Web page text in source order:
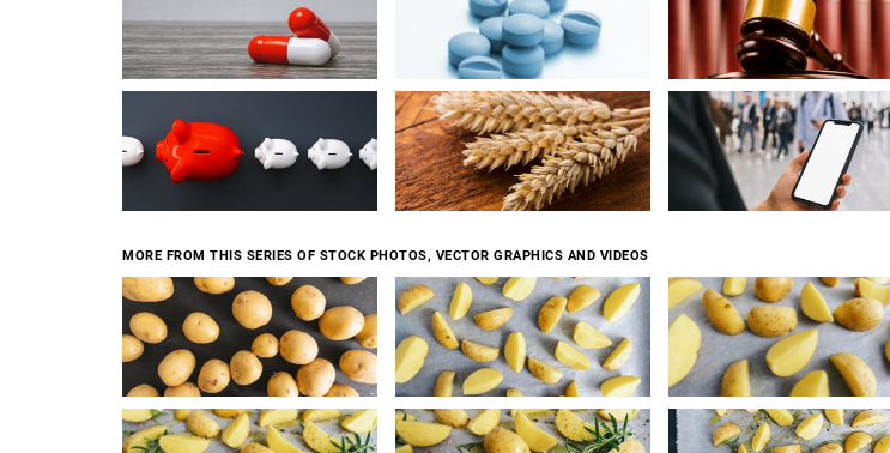
MORE FROM THIS SERIES OF STOCK PHOTOS, VECTOR GRAPHICS AND VIDEOS